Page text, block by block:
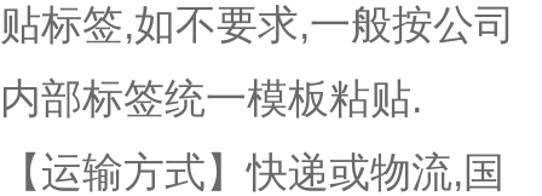
贴标签,如不要求,一般按公司
内部标签统一模板粘贴.
【运输方式】快递或物流,国